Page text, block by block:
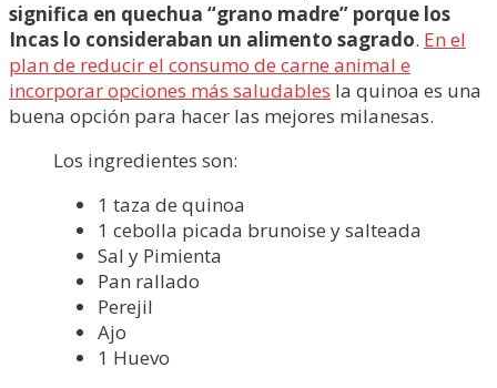
significa en quechua “grano madre” porque los
Incas lo consideraban un alimento sagrado. En el
plan de reducir el consumo de carne animal e
incorporar opciones más saludables la quinoa es una
buena opción para hacer las mejores milanesas.
Los ingredientes son:
1 taza de quinoa
1 cebolla picada brunoise y salteada
Sal y Pimienta
Pan rallado
Perejil
Ajo
1 Huevo